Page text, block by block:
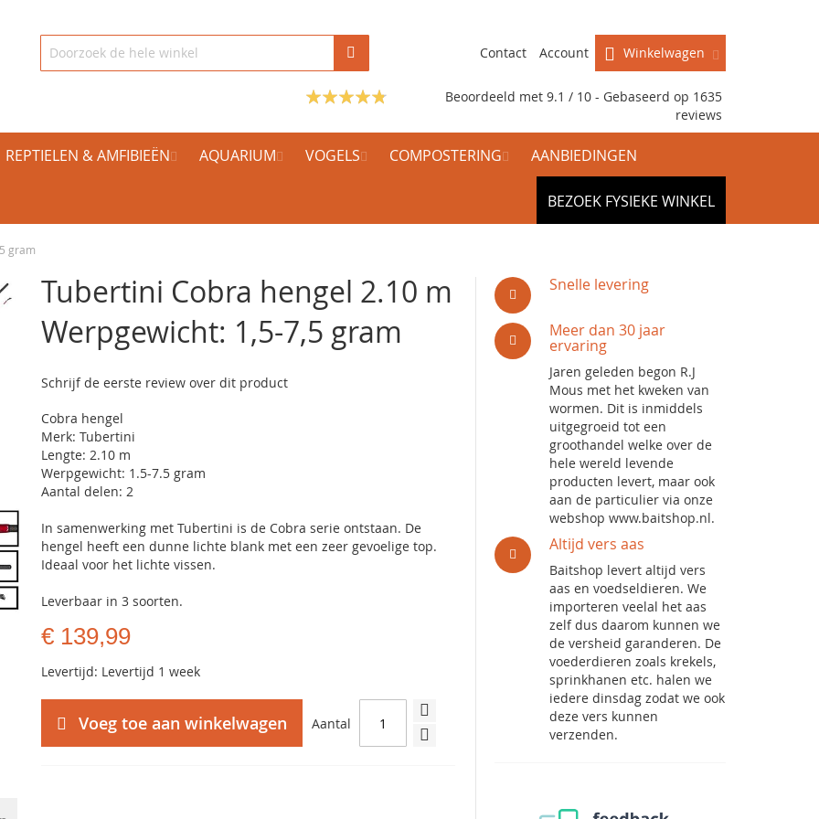
Winkelwagen
Contact Account
Beoordeeld met 9.1 / 10 - Gebaseerd op 1635
reviews
REPTIELEN & AMFIBIEËN AQUARIUM VOGELS COMPOSTERING AANBIEDINGEN
BEZOEK FYSIEKE WINKEL
gram
Tubertini Cobra hengel 2.10 m
Werpgewicht: 1,5-7,5 gram
Schrijf de eerste review over dit product
Cobra hengel
Merk: Tubertini
Lengte: 2.10 m
Werpgewicht: 1.5-7.5 gram
Aantal delen: 2
In samenwerking met Tubertini is de Cobra serie ontstaan. De
hengel heeft een dunne lichte blank met een zeer gevoelige top.
Ideaal voor het lichte vissen.
Leverbaar in 3 soorten.
€ 139,99
Levertijd: Levertijd 1 week
Aantal
Voeg toe aan winkelwagen
Snelle levering
Meer dan 30 jaar
ervaring
Jaren geleden begon R.J
Mous met het kweken van
wormen. Dit is inmiddels
uitgegroeid tot een
groothandel welke over de
hele wereld levende
producten levert, maar ook
aan de particulier via onze
webshop www.baitshop.nl.
Altijd vers aas
Baitshop levert altijd vers
aas en voedseldieren. We
importeren veelal het aas
zelf dus daarom kunnen we
de versheid garanderen. De
voederdieren zoals krekels,
sprinkhanen etc. halen we
iedere dinsdag zodat we ook
deze vers kunnen
verzenden.